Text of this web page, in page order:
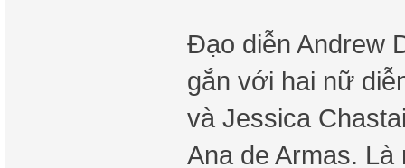
Đạo diễn Andrew
gắn với hai nữ
và Jessica
Ana de Armas.